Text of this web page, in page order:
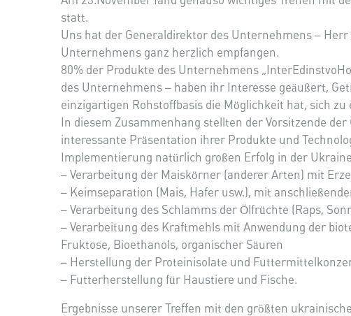
statt.
Uns hat der Generaldirektor des Unternehmens –
Unternehmens ganz herzlich empfangen.
80% der Produkte des Unternehmens
des Unternehmens – haben ihr Interesse geäußert,
einzigartigen Rohstoffbasis die Möglichkeit hat, sich zu
In diesem Zusammenhang stellten der Vorsitzende
interessante Präsentation ihrer Produkte und
Implementierung natürlich großen Erfolg in der
– Verarbeitung der Maiskörner (anderer Arten) mit
– Keimseparation (Mais, Hafer usw.), mit
– Verarbeitung des Schlamms der Ölfrüchte (Raps,
– Verarbeitung des Kraftmehls mit Anwendung der
Fruktose, Bioethanols, organischer Säuren
– Herstellung der Proteinisolate und
– Futterherstellung für Haustiere und Fische.
Ergebnisse unserer Treffen mit den größten